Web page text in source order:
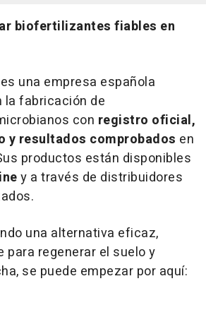
biofertilizantes fiables en
es una empresa española
la fabricación de
con registro oficial,
y resultados comprobados en
productos están disponibles
y a través de distribuidores
una alternativa eficaz,
para regenerar el suelo y
se puede empezar por aquí: